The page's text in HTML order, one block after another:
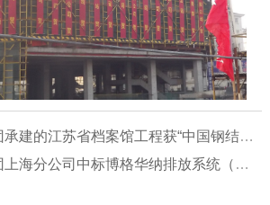
建的江苏省档案馆工程获“中国钢结构金奖”
司中标博格华纳排放系统（宁波）有限公司新建厂房项目